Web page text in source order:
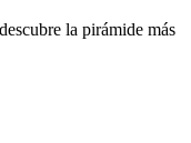
la pirámide más